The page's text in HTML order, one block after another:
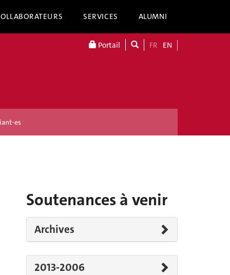
SERVICES ALUMNI
Portail FR EN
es
Soutenances à venir
Archives
2013-2006